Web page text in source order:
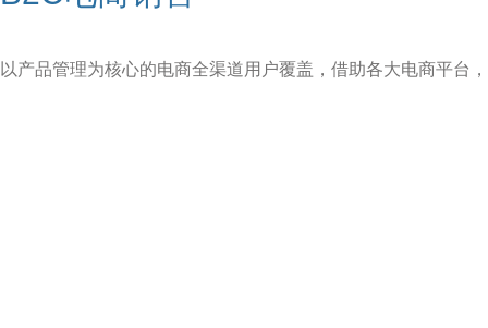
以产品管理为核心的电商全渠道用户覆盖，借助各大电商平台